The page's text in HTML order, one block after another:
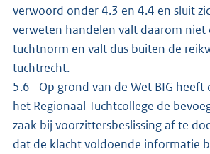
verwoord onder 4.3 en 4.4 en sluit
verweten handelen valt daarom niet
tuchtnorm en valt dus buiten de
tuchtrecht.
5.6 Op grond van de Wet BIG heeft
het Regionaal Tuchtcollege de
zaak bij voorzittersbeslissing af te
dat de klacht voldoende informatie